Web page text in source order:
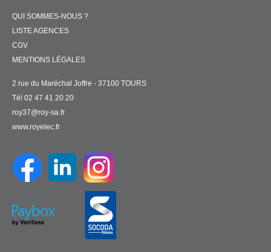
QUI SOMMES-NOUS ?
LISTE AGENCES
CGV
MENTIONS LÉGALES
2 rue du Maréchal Joffre - 37100 TOURS
Tél 02 47 41 20 20
roy37@roy-sa.fr
www.royelec.fr